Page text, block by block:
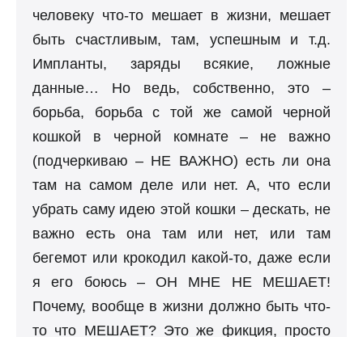
человеку что-то мешает в жизни, мешает
быть счастливым, там, успешным и т.д.
Импланты, заряды всякие, ложные
данные… Но ведь, собственно, это –
борьба, борьба с той же самой черной
кошкой в черной комнате – не важно
(подчеркиваю – НЕ ВАЖНО) есть ли она
там на самом деле или нет. А, что если
убрать саму идею этой кошки – дескать, не
важно есть она там или нет, или там
бегемот или крокодил какой-то, даже если
я его боюсь – ОН МНЕ НЕ МЕШАЕТ!
Почему, вообще в жизни должно быть что-
то что МЕШАЕТ? Это же фикция, просто